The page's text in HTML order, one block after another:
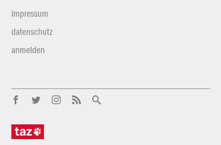
impressum
datenschutz
anmelden